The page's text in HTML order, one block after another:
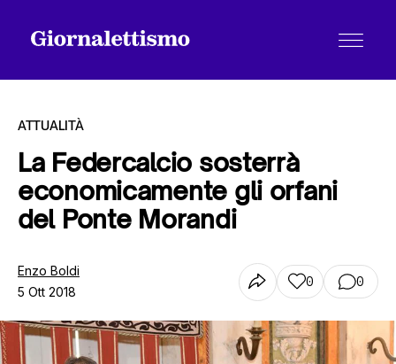
Tutti gli articoli
Chi siamo
Contatti
ATTUALITÀ
La Federcalcio sosterrà
economicamente gli orfani
del Ponte Morandi
Enzo Boldi
5 Ott 2018
0 0